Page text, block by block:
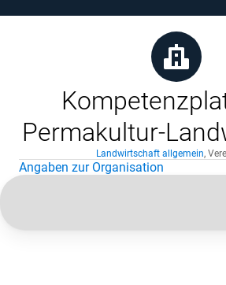
Permakultur-
Landwirtschaft allgemein,
Angaben zur Organisation